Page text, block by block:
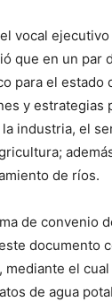
vocal
que en un par
para el estado
y estrategias
industria, el
de ríos.
de convenio
documento
mediante el
de agua